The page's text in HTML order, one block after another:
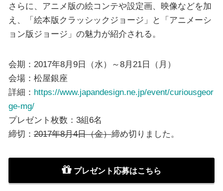
さらに、アニメ版の絵コンテや設定画、映像などを加
え、「絵本版クラッシックジョージ」と「アニメーシ
ョン版ジョージ」の魅力が紹介される。
会期：2017年8月9日（水）～8月21日（月）
会場：松屋銀座
詳細： https://www.japandesign.ne.jp/event/curiousgeor
ge-mg/
プレゼント枚数：3組6名
締切：2017年8月4日（金）締め切りました。
プレゼント応募はこちら